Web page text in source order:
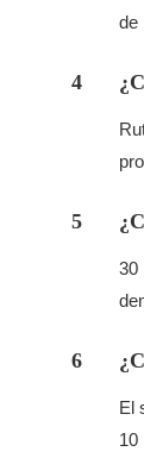
de
4
5
30
6
El
10